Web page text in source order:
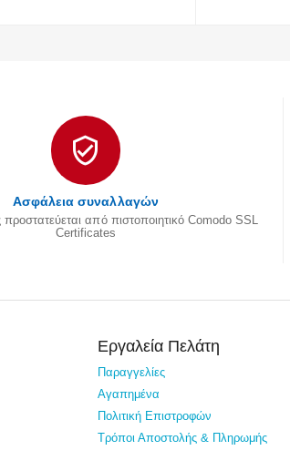
Ασφάλεια συναλλαγών
από πιστοποιητικό Comodo SSL
Certificates
Εργαλεία Πελάτη
Παραγγελίες
Αγαπημένα
Πολιτική Επιστροφών
Τρόποι Αποστολής & Πληρωμής